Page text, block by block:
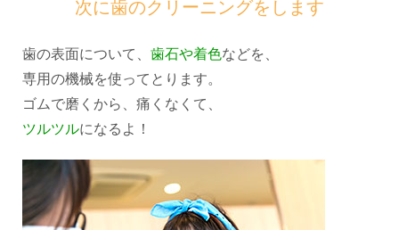
次に歯のクリーニングをします
歯の表面について、 歯石や着色などを、
専用の機械を使ってとります。
ゴムで磨くから、痛くなくて、
ツルツルになるよ！